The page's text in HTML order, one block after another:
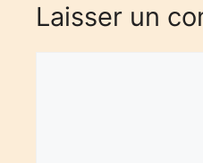
Laisser un